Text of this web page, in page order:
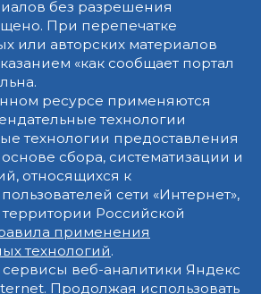
без разрешения
При перепечатке
или авторских материалов
«как сообщает портал
ресурсе применяются
технологии
технологии предоставления
сбора, систематизации и
относящихся к
сети «Интернет»,
Российской
применения
технологий.
сервисы веб-аналитики Яндекс
Продолжая использовать